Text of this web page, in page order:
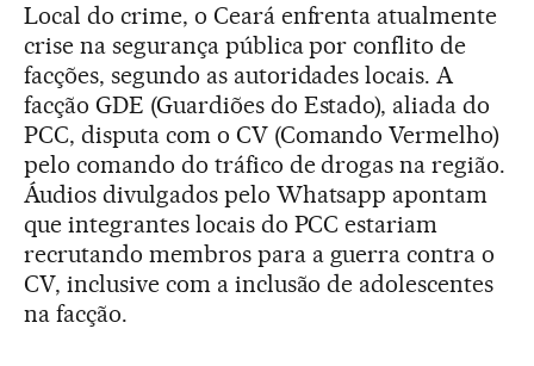
Local do crime, o Ceará enfrenta atualmente
crise na segurança pública por conflito de
facções, segundo as autoridades locais. A
facção GDE (Guardiões do Estado), aliada do
PCC, disputa com o CV (Comando Vermelho)
pelo comando do tráfico de drogas na região.
Áudios divulgados pelo Whatsapp apontam
que integrantes locais do PCC estariam
recrutando membros para a guerra contra o
CV, inclusive com a inclusão de adolescentes
na facção.